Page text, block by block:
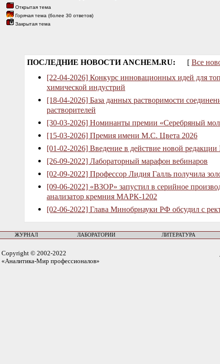
Открытая тема
Горячая тема (более 30 ответов)
Закрытая тема
ПОСЛЕДНИЕ НОВОСТИ ANCHEM.RU: [ Все
[22-04-2026] Конкурс инновационных идей для
химической индустрий
[18-04-2026] База данных растворимости
растворителей
[30-03-2026] Номинанты премии «Серебряный
[15-03-2026] Премия имени М.С. Цвета 2026
[01-02-2026] Введение в действие новой
[26-09-2022] Лабораторный марафон вебинаров
[02-09-2022] Профессор Лидия Галль получила
[09-06-2022] «ВЗОР» запустил в серийное
анализатор кремния МАРК-1202
[02-06-2022] Глава Минобрнауки РФ обсудил с
ЖУРНАЛ ЛАБОРАТОРИИ ЛИТЕРАТУРА
Copyright © 2002-2022
«Аналитика-Мир профессионалов»